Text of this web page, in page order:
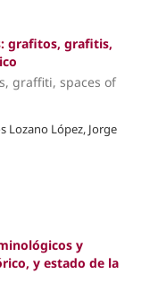
grafitos, grafitis,
graffiti, spaces of
Lozano López, Jorge
y
y estado de la